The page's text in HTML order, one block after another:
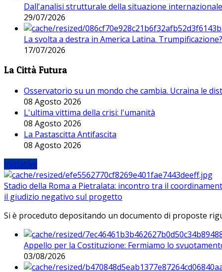
Dall'analisi strutturale della situazione
29/07/2026
La svolta a destra in America Latina. Trumpificazione?
17/07/2026
La Città Futura
Osservatorio su un mondo che cambia. Ucraina le
08 Agosto 2026
L'ultima vittima della crisi: l'umanità
08 Agosto 2026
La Pastascitta Antifascita
08 Agosto 2026
Iniziative
Stadio della Roma a Pietralata: incontro tra il
il giudizio negativo sul progetto
Si è proceduto depositando un documento di proposte
Appello per la Costituzione: Fermiamo lo
03/08/2026